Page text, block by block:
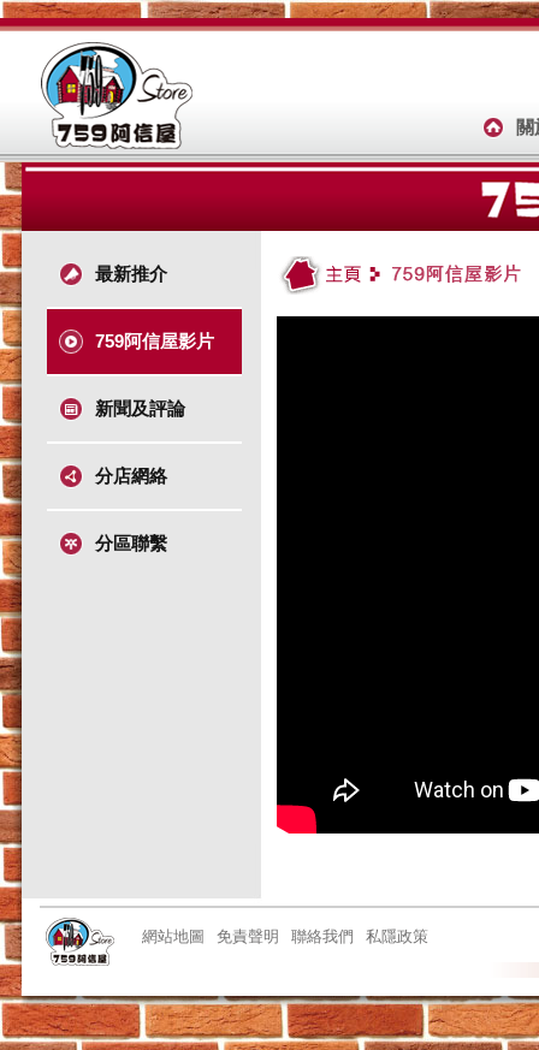
最新推介
759阿信屋影片
新聞及評論
分店網絡
分區聯繫
網站地圖 免責聲明 聯絡我們 私隱政策